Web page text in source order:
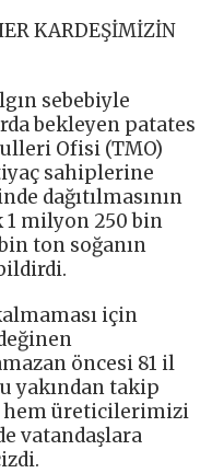
KARDEŞİMİZİN
sebebiyle
bekleyen patates
Ofisi (TMO)
sahiplerine
dağıtılmasının
1 milyon 250 bin
ton soğanın
için
öncesi 81 il
yakından takip
hem üreticilerimizi
vatandaşlara